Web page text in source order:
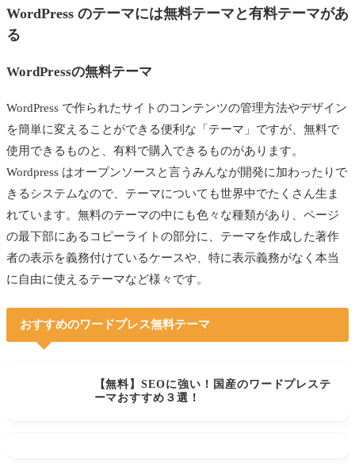
WordPress のテーマには無料テーマと有料テーマがあ
る
WordPressの無料テーマ
WordPress で作られたサイトのコンテンツの管理方法やデザイン
を簡単に変えることができる便利な「テーマ」ですが、無料で
使用できるものと、有料で購入できるものがあります。
Wordpress はオープンソースと言うみんなが開発に加わったりで
きるシステムなので、テーマについても世界中でたくさん生ま
れています。無料のテーマの中にも色々な種類があり、ページ
の最下部にあるコピーライトの部分に、テーマを作成した著作
者の表示を義務付けているケースや、特に表示義務がなく本当
に自由に使えるテーマなど様々です。
おすすめのワードプレス無料テーマ
【無料】SEOに強い！国産のワードプレステ
ーマおすすめ３選！